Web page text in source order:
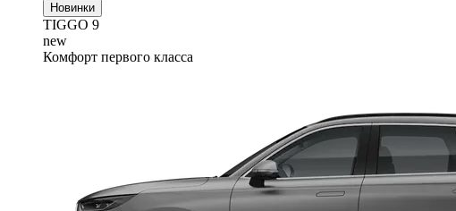
Новинки
TIGGO 9
new
Комфорт первого класса